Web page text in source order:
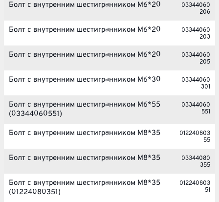
Болт с внутренним шестигранником М6*20
03344060
206
Болт с внутренним шестигранником М6*20
03344060
203
Болт с внутренним шестигранником М6*20
03344060
205
Болт с внутренним шестигранником М6*30
03344060
301
Болт с внутренним шестигранником М6*55
(03344060551)
03344060
551
Болт с внутренним шестигранником М8*35
012240803
55
Болт с внутренним шестигранником М8*35
03344080
355
Болт с внутренним шестигранником М8*35
(01224080351)
012240803
51